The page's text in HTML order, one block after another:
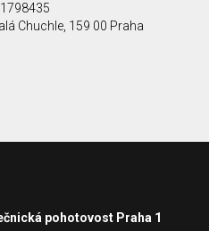
Chuchle, 159 00 Praha
pohotovost Praha 1